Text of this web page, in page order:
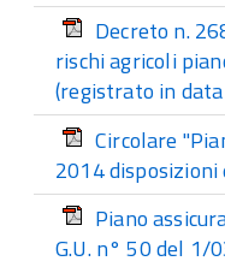
Decreto n.
rischi agricoli
(registrato in
Circolare
2014
Piano
G.U. n° 50 del 1/